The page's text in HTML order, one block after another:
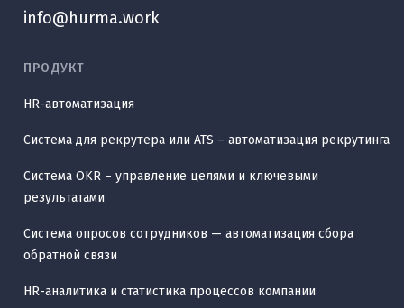
info@hurma.work
ПРОДУКТ
HR-автоматизация
Система для рекрутера или ATS – автоматизация рекрутинга
Система OKR – управление целями и ключевыми
результатами
Система опросов сотрудников — автоматизация сбора
обратной связи
HR-аналитика и статистика процессов компании